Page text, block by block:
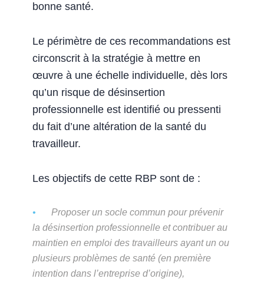
bonne santé.
Le périmètre de ces recommandations est
circonscrit à la stratégie à mettre en
œuvre à une échelle individuelle, dès lors
qu’un risque de désinsertion
professionnelle est identifié ou pressenti
du fait d’une altération de la santé du
travailleur.
Les objectifs de cette RBP sont de :
Proposer un socle commun pour prévenir
la désinsertion professionnelle et contribuer au
maintien en emploi des travailleurs ayant un ou
plusieurs problèmes de santé (en première
intention dans l’entreprise d’origine),